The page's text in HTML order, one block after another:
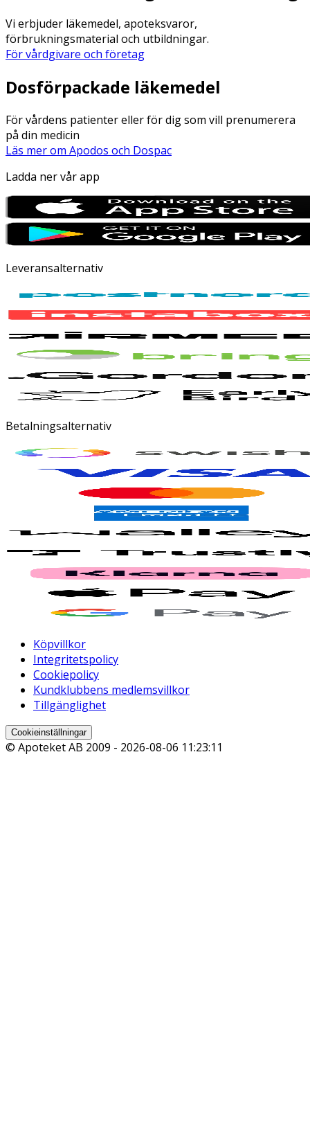
Vi erbjuder läkemedel, apoteksvaror,
förbrukningsmaterial och utbildningar.
För vårdgivare och företag
Dosförpackade läkemedel
För vårdens patienter eller för dig som vill prenumerera
på din medicin
Läs mer om Apodos och Dospac
Ladda ner vår app
Leveransalternativ
Betalningsalternativ
Köpvillkor
Integritetspolicy
Cookiepolicy
Kundklubbens medlemsvillkor
Tillgänglighet
Cookieinställningar
© Apoteket AB 2009 - 2026-08-06 11:23:11